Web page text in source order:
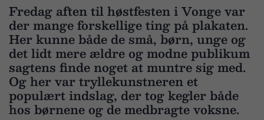
Fredag aften til høstfesten i Vonge var
der mange forskellige ting på plakaten.
Her kunne både de små, børn, unge og
det lidt mere ældre og modne publikum
sagtens finde noget at muntre sig med.
Og her var tryllekunstneren et
populært indslag, der tog kegler både
hos børnene og de medbragte voksne.